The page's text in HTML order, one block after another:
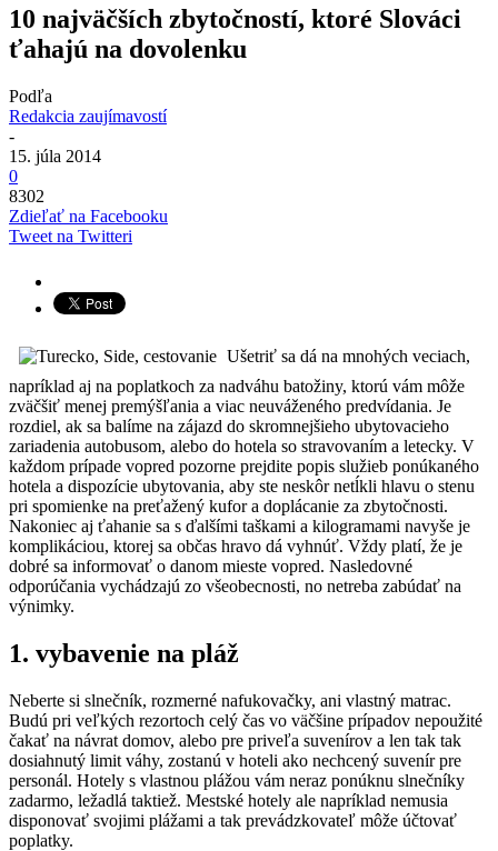
10 najväčších zbytočností, ktoré Slováci
ťahajú na dovolenku
Podľa
Redakcia zaujímavostí
-
15. júla 2014
0
8302
Zdieľať na Facebooku
Tweet na Twitteri
Ušetriť sa dá na mnohých veciach,
napríklad aj na poplatkoch za nadváhu batožiny, ktorú vám môže
zväčšiť menej premýšľania a viac neuváženého predvídania. Je
rozdiel, ak sa balíme na zájazd do skromnejšieho ubytovacieho
zariadenia autobusom, alebo do hotela so stravovaním a letecky. V
každom prípade vopred pozorne prejdite popis služieb ponúkaného
hotela a dispozície ubytovania, aby ste neskôr netĺkli hlavu o stenu
pri spomienke na preťažený kufor a doplácanie za zbytočnosti.
Nakoniec aj ťahanie sa s ďalšími taškami a kilogramami navyše je
komplikáciou, ktorej sa občas hravo dá vyhnúť. Vždy platí, že je
dobré sa informovať o danom mieste vopred. Nasledovné
odporúčania vychádzajú zo všeobecnosti, no netreba zabúdať na
výnimky.
1. vybavenie na pláž
Neberte si slnečník, rozmerné nafukovačky, ani vlastný matrac.
Budú pri veľkých rezortoch celý čas vo väčšine prípadov nepoužité
čakať na návrat domov, alebo pre priveľa suvenírov a len tak tak
dosiahnutý limit váhy, zostanú v hoteli ako nechcený suvenír pre
personál. Hotely s vlastnou plážou vám neraz ponúknu slnečníky
zadarmo, ležadlá taktiež. Mestské hotely ale napríklad nemusia
disponovať svojimi plážami a tak prevádzkovateľ môže účtovať
poplatky.